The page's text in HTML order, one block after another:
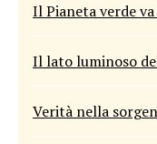
Il Pianeta verde
Il lato luminoso
Verità nella